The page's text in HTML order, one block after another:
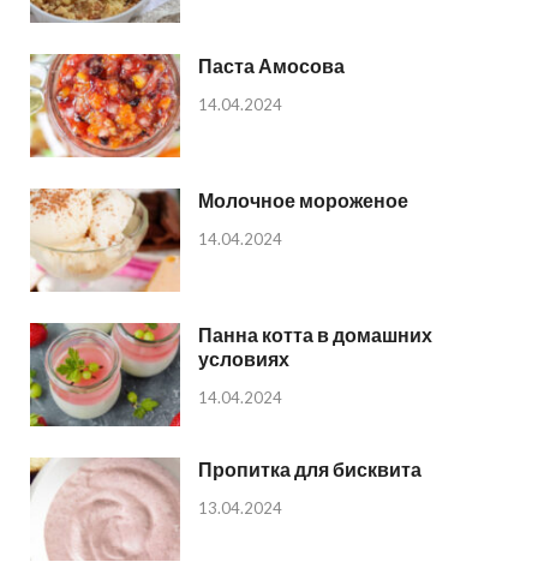
Паста Амосова
14.04.2024
Молочное мороженое
14.04.2024
Панна котта в домашних
условиях
14.04.2024
Пропитка для бисквита
13.04.2024